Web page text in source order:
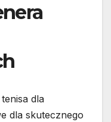
dla
dla skutecznego